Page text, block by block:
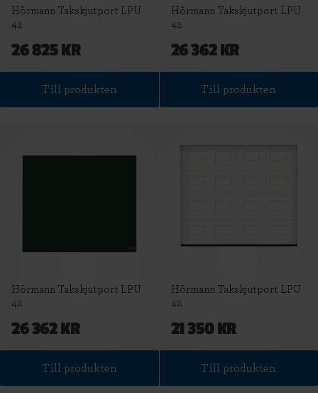
Hörmann Takskjutport LPU
42
26 825 KR
Till produkten
Hörmann Takskjutport LPU
42
26 362 KR
Till produkten
Hörmann Takskjutport LPU
42
26 362 KR
Till produkten
Hörmann Takskjutport LPU
42
21 350 KR
Till produkten